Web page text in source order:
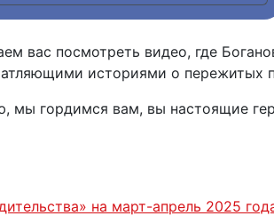
вас посмотреть видео, где
историями о пережитых
мы гордимся вам, вы настоящие
на март-апрель 2025